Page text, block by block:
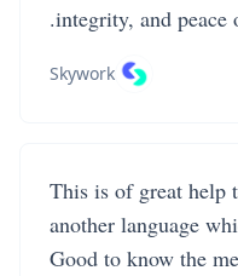
integrity, and peace
Skywork
This is of great help
another language
Good to know the